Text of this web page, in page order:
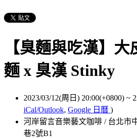
【臭麵與吃漢】
麵 x 臭漢 Stinky
2023/03/12(周日) 20:00(+0800) ~
iCal/Outlook, Google 日曆 )
河岸留言音樂藝文咖啡 / 台北市
巷2號B1